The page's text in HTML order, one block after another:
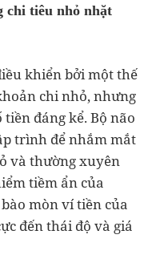
chi tiêu nhỏ nhặt
khiển bởi một thế
chi nhỏ, nhưng
đáng kể. Bộ não
trình để nhắm mắt
và thường xuyên
tiềm ẩn của
mòn ví tiền của
đến thái độ và giá